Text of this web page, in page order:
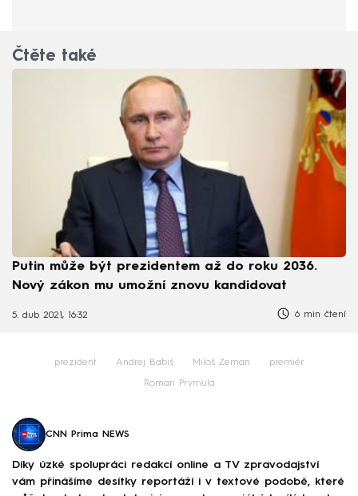
Čtěte také
Putin může být prezidentem až do roku 2036.
Nový zákon mu umožní znovu kandidovat
5. dub 2021, 16:32 6 min čtení
prezident Andrej Babiš Miloš Zeman premiér
Roman Prymula
CNN Prima NEWS
Díky úzké spolupráci redakcí online a TV zpravodajství
vám přinášíme desítky reportáží i v textové podobě, které